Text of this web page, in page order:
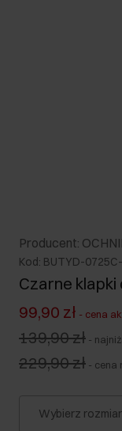
Producent:
Kod: BUTYD-
Czarne klapki
99,90 zł - cena
139,90 zł -
229,90 zł - cena
Wybierz rozmiar